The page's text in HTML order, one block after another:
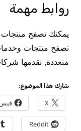
روابط مهمة
يمكنك تصفح
تصفح منتجات
متعددة, تقدمها
شارك هذا الموضوع:
X
Reddit